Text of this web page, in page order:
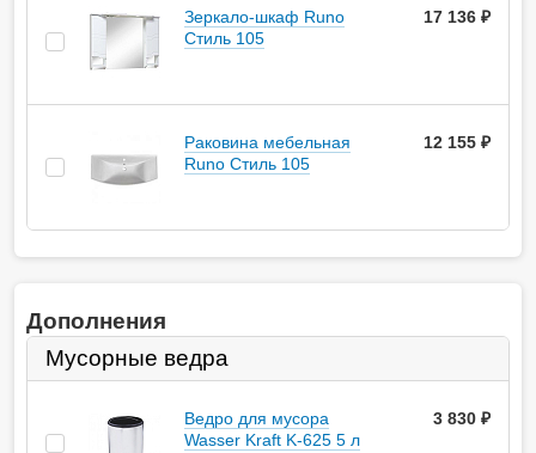
Зеркало-шкаф Runo
Стиль 105
17 136 ₽
Раковина мебельная
Runo Стиль 105
12 155 ₽
Дополнения
Мусорные ведра
Ведро для мусора
Wasser Kraft K-625 5 л
3 830